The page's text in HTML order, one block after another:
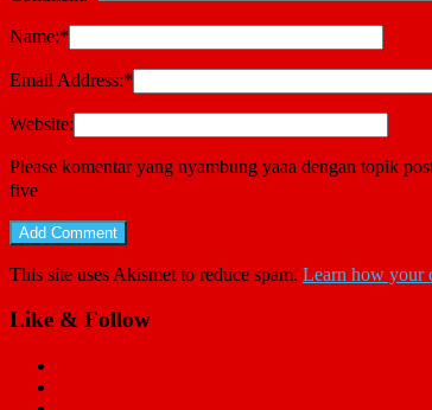
Name:*
Email Address:*
Website:
Please komentar yang nyambung yaaa dengan topik
five
This site uses Akismet to reduce spam. Learn how your
Like & Follow